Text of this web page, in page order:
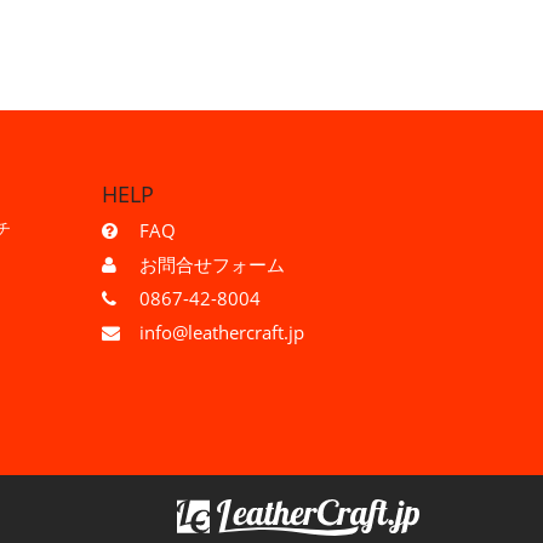
HELP
FAQ
お問合せフォーム
0867-42-8004
info@leathercraft.jp